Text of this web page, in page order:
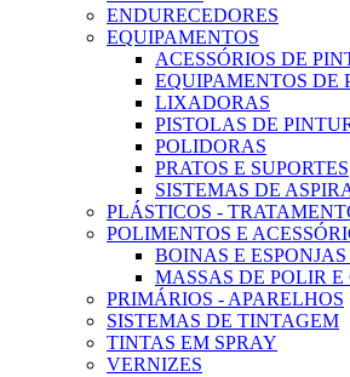
ENDURECEDORES
EQUIPAMENTOS
ACESSÓRIOS DE
EQUIPAMENTOS DE
LIXADORAS
PISTOLAS DE
POLIDORAS
PRATOS E SUPORTES
SISTEMAS DE
PLÁSTICOS -
POLIMENTOS E
BOINAS E
MASSAS DE POLIR E
PRIMÁRIOS - APARELHOS
SISTEMAS DE TINTAGEM
TINTAS EM SPRAY
VERNIZES